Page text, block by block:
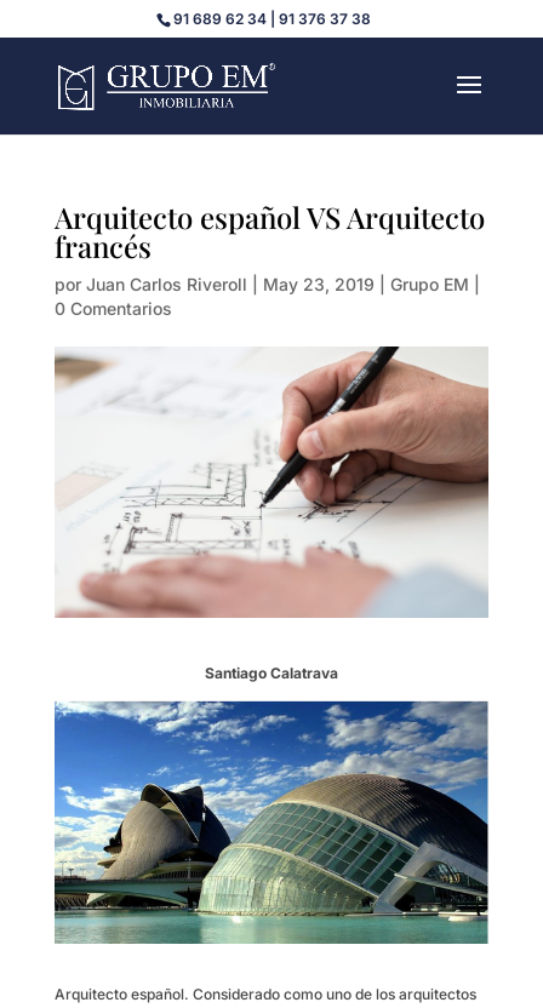
91 689 62 34 | 91 376 37 38
Arquitecto español VS Arquitecto
francés
por Juan Carlos Riveroll May 23, 2019 Grupo EM
0 Comentarios
Santiago Calatrava
Arquitecto español. Considerado como uno de los arquitectos